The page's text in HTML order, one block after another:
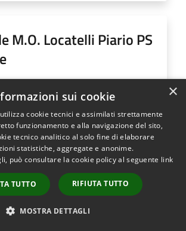
M.O. Locatelli Piario PS
Via Groppino, 22
Locatelli Piario PS Generale...
SS Trinità Romano L.
×
sui cookie
cookie tecnici e assimilati strettamente
funzionamento e alla navigazione del sito,
tecnico analitico al solo fine di elaborare
statistiche, aggregate e anonime.
può consultare la cookie policy al seguente link
TUTTO RIFIUTA TUTTO
MOSTRA DETTAGLI